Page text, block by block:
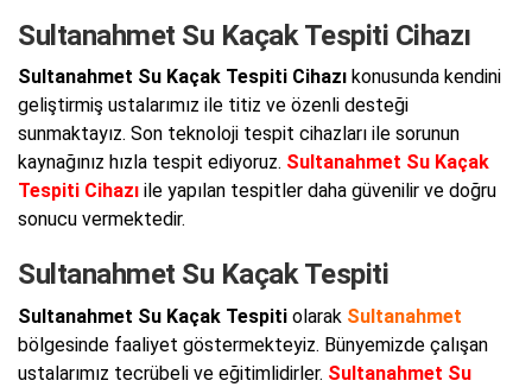
Sultanahmet Su Kaçak Tespiti Cihazı
Sultanahmet Su Kaçak Tespiti Cihazı konusunda kendini
geliştirmiş ustalarımız ile titiz ve özenli desteği
sunmaktayız. Son teknoloji tespit cihazları ile sorunun
kaynağınız hızla tespit ediyoruz. Sultanahmet Su Kaçak
Tespiti Cihazı ile yapılan tespitler daha güvenilir ve doğru
sonucu vermektedir.
Sultanahmet Su Kaçak Tespiti
Sultanahmet Su Kaçak Tespiti olarak Sultanahmet
bölgesinde faaliyet göstermekteyiz. Bünyemizde çalışan
ustalarımız tecrübeli ve eğitimlidirler. Sultanahmet Su